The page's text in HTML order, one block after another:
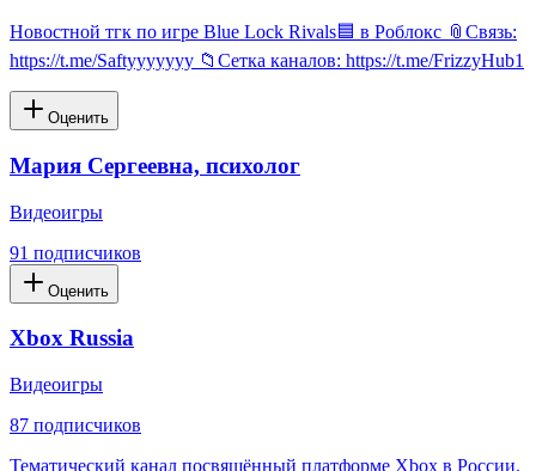
Новостной тгк по игре Blue Lock Rivals🟦 в Роблокс 📎Связь:
https://t.me/Saftyyyyyyy 📁Сетка каналов: https://t.me/FrizzyHub1
Оценить
Мария Сергеевна, психолог
Видеоигры
91 подписчиков
Оценить
Xbox Russia
Видеоигры
87 подписчиков
Тематический канал посвящённый платформе Xbox в России.